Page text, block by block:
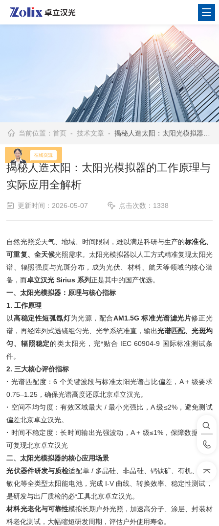
当前位置：首页 -技术文章 - 揭秘人造太阳：太阳光模拟器的工作原理与实际应用全解析
揭秘人造太阳：太阳光模拟器的工作原理与
实际应用全解析
更新时间：2026-05-07 点击次数：1338
自然光照受天气、地域、时间限制，难以满足科研与生产的标准化、
可重复、全天候光照需求。太阳光模拟器以人工方式精准复现太阳光
谱、辐照强度与光斑分布，成为光伏、材料、航天等领域的核心装
备，而卓立汉光 Sirius 系列正是其中的国产优选。
一、太阳光模拟器：原理与核心指标
1. 工作原理
以高稳定性短弧氙灯为光源，配合AM1.5G 标准光谱滤光片修正光
谱，再经阵列式透镜组匀光、光学系统准直，输出光谱匹配、光斑均
匀、辐照稳定的类太阳光，完*贴合 IEC 60904-9 国际标准测试条
件。
2. 三大核心评价指标
· 光谱匹配度：6 个关键波段与标准太阳光谱占比偏差，A + 级要求
0.75–1.25，确保光谱高度还原北京卓立汉光。
· 空间不均匀度：有效区域最大 / 最小光强比，A 级≤2%，避免测试
偏差北京卓立汉光。
· 时间不稳定度：长时间输出光强波动，A + 级≤1%，保障数据可靠
可复现北京卓立汉光
二、太阳光模拟器的核心应用场景
光伏器件研发与质检适配单 / 多晶硅、非晶硅、钙钛矿、有机、染料
敏化等全类型太阳能电池，完成 I-V 曲线、转换效率、稳定性测试，
是研发与出厂质检的必*工具北京卓立汉光。
材料光老化与可靠性模拟长期户外光照，加速高分子、涂层、封装材
料老化测试，大幅缩短研发周期，评估户外使用寿命。